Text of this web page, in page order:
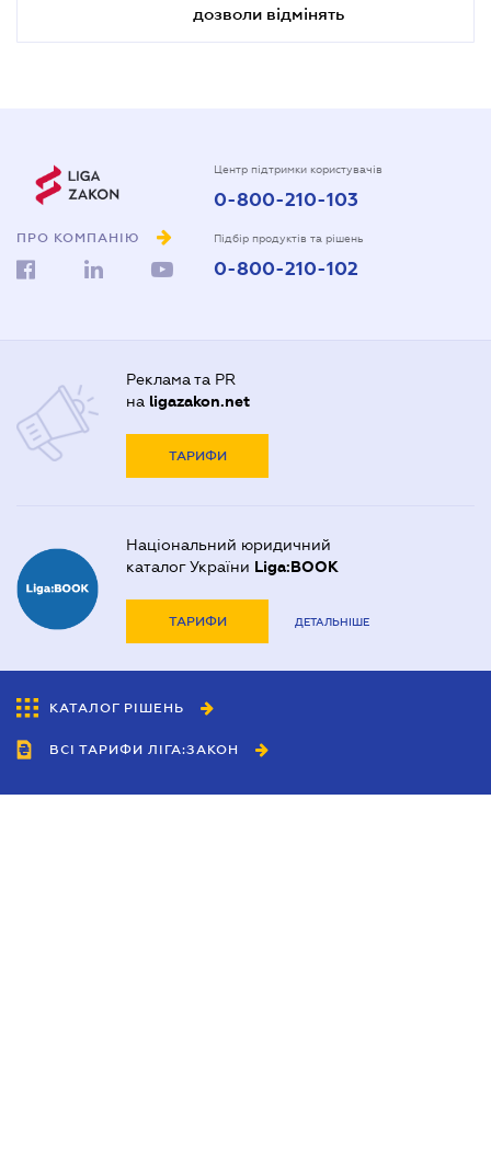
дозволи відмінять
ПРО КОМПАНІЮ
Центр підтримки користувачів
0-800-210-103
Підбір продуктів та рішень
0-800-210-102
Реклама та PR
на ligazakon.net
ТАРИФИ
Національний юридичний
каталог України Liga:BOOK
ТАРИФИ ДЕТАЛЬНІШЕ
КАТАЛОГ РІШЕНЬ
ВСІ ТАРИФИ ЛІГА:ЗАКОН